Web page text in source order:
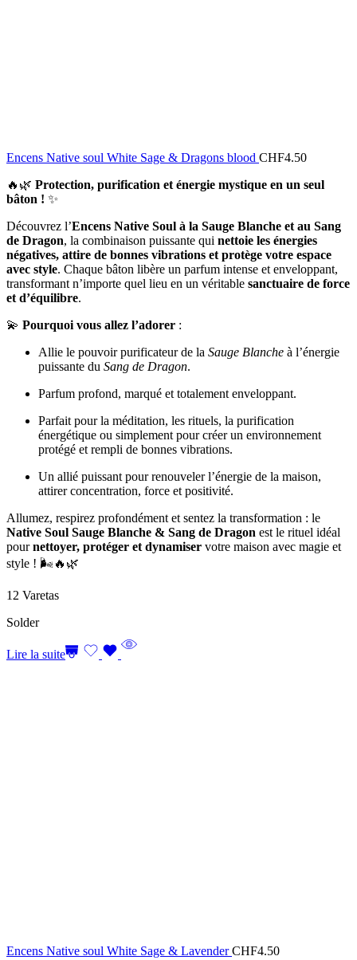
Encens Native soul White Sage & Dragons blood CHF4.50
🔥🌿 Protection, purification et énergie mystique en un seul
bâton ! ✨
Découvrez l’Encens Native Soul à la Sauge Blanche et au Sang
de Dragon, la combinaison puissante qui nettoie les énergies
négatives, attire de bonnes vibrations et protège votre espace
avec style. Chaque bâton libère un parfum intense et enveloppant,
transformant n’importe quel lieu en un véritable sanctuaire de force
et d’équilibre.
💫 Pourquoi vous allez l’adorer :
Allie le pouvoir purificateur de la Sauge Blanche à l’énergie
puissante du Sang de Dragon.
Parfum profond, marqué et totalement enveloppant.
Parfait pour la méditation, les rituels, la purification
énergétique ou simplement pour créer un environnement
protégé et rempli de bonnes vibrations.
Un allié puissant pour renouveler l’énergie de la maison,
attirer concentration, force et positivité.
Allumez, respirez profondément et sentez la transformation : le
Native Soul Sauge Blanche & Sang de Dragon est le rituel idéal
pournettoyer, protéger et dynamiser votre maison avec magie et
style ! 🌬️🔥🌿
12 Varetas
Solder
Lire la suite
Encens Native soul White Sage & LavenderCHF4.50